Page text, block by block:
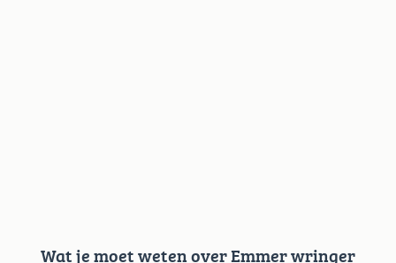
Wat je moet weten over Emmer wringer